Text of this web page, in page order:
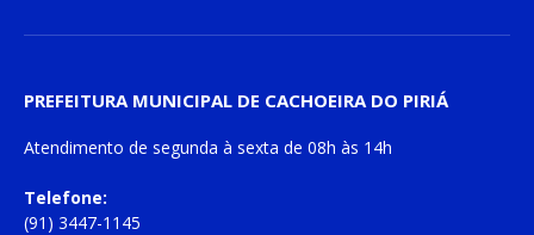
PREFEITURA MUNICIPAL DE CACHOEIRA DO PIRIÁ
Atendimento de segunda à sexta de 08h às 14h
Telefone:
(91) 3447-1145